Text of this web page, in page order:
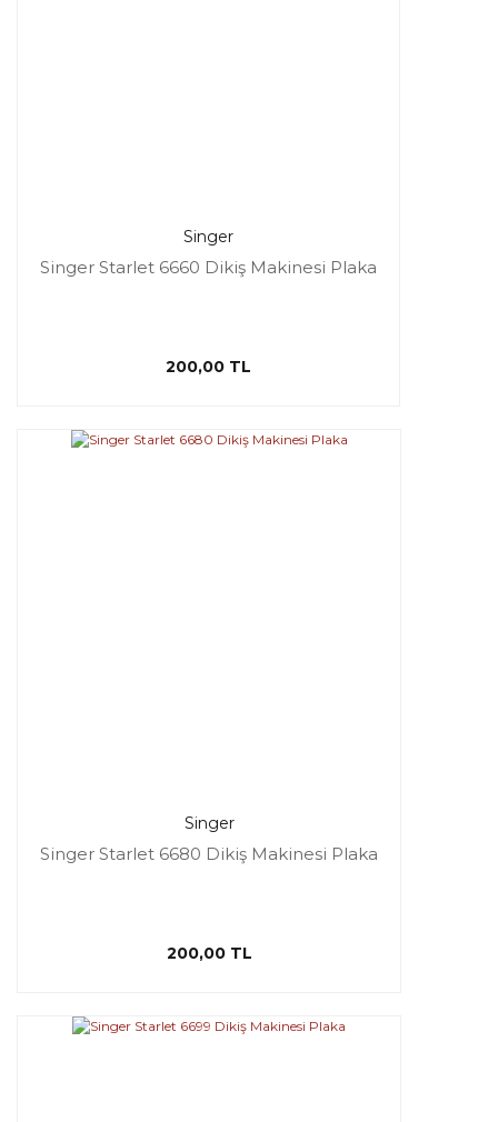
Singer
Singer Starlet 6660 Dikiş Makinesi Plaka
200,00 TL
Singer
Singer Starlet 6680 Dikiş Makinesi Plaka
200,00 TL